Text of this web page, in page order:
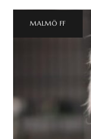
MALMÖ FF